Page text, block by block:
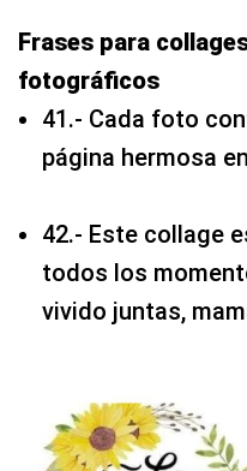
Frases para
fotográficos
41.- Cada foto
página hermosa
42.- Este collage
todos los
vivido juntas,